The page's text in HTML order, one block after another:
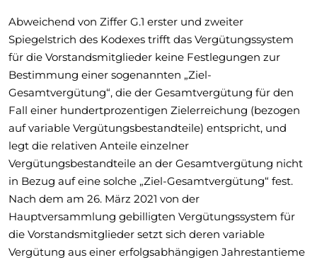
Abweichend von Ziffer G.1 erster und zweiter
Spiegelstrich des Kodexes trifft das Vergütungssystem
für die Vorstandsmitglieder keine Festlegungen zur
Bestimmung einer sogenannten „Ziel-
Gesamtvergütung“, die der Gesamtvergütung für den
Fall einer hundertprozentigen Zielerreichung (bezogen
auf variable Vergütungsbestandteile) entspricht, und
legt die relativen Anteile einzelner
Vergütungsbestandteile an der Gesamtvergütung nicht
in Bezug auf eine solche „Ziel-Gesamtvergütung“ fest.
Nach dem am 26. März 2021 von der
Hauptversammlung gebilligten Vergütungssystem für
die Vorstandsmitglieder setzt sich deren variable
Vergütung aus einer erfolgsabhängigen Jahrestantieme